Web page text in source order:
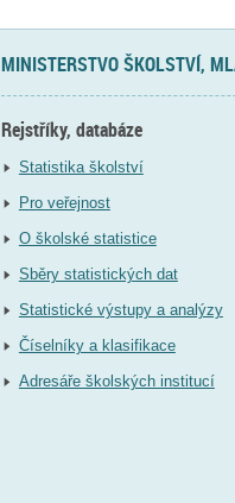
MINISTERSTVO ŠKOLSTVÍ,
Rejstříky, databáze
Statistika školství
Pro veřejnost
O školské statistice
Sběry statistických dat
Statistické výstupy a analýzy
Číselníky a klasifikace
Adresáře školských institucí